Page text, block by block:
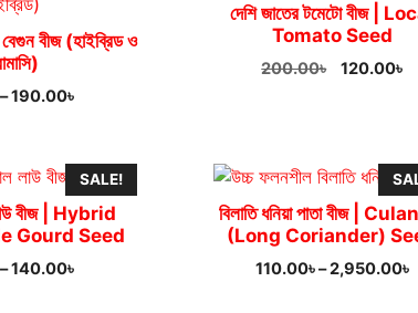
বীজ (হাইব্রিড ও
–190.00৳Price
through
190.00৳
দেশি জাতের টমেটো বীজ |
Tomato Seed
200.00৳
Original
120.00৳
SALE!
বীজ | Hybrid
Gourd Seed
–140.00৳Price
বিলাতি ধনিয়া পাতা বীজ |
(Long Coriander)
110.00৳–2,950.00৳